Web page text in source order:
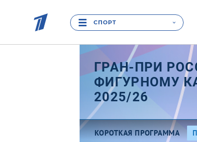
СПОРТ
ГРАН-ПРИ
ФИГУРНОМУ
2025/26
КОРОТКАЯ ПРОГРАММА